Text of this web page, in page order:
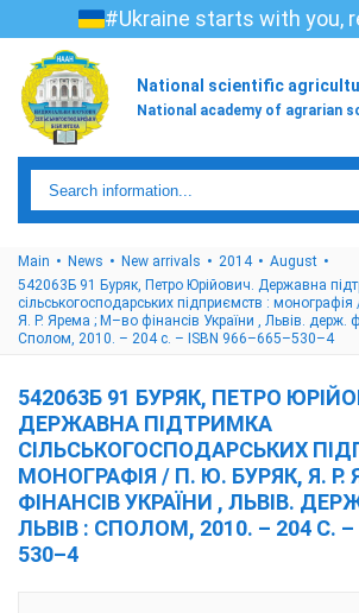
#Ukraine starts with you,
National scientific
National academy of agrarian
Main News New arrivals 2014
August
542063Б 91 Буряк, Петро Юрійович. Державна
сільськогосподарських підприємств :
Я. Р. Ярема ; М–во фінансів України , Львів. держ.
Сполом, 2010. – 204 с. – ISBN 966–665–530–4
542063Б 91 БУРЯК, ПЕТРО
ДЕРЖАВНА ПІДТРИМКА
СІЛЬСЬКОГОСПОДАРСЬКИХ
МОНОГРАФІЯ / П. Ю. БУРЯК, Я. Р.
ФІНАНСІВ УКРАЇНИ , ЛЬВІВ.
ЛЬВІВ : СПОЛОМ, 2010. – 204 С. –
530–4